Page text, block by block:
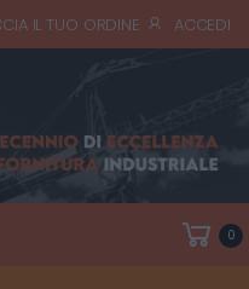
IL TUO ORDINE ACCEDI
0